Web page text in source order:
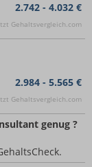
2.742 - 4.032 €
Gehaltsvergleich.com
2.984 - 5.565 €
Gehaltsvergleich.com
genug ?